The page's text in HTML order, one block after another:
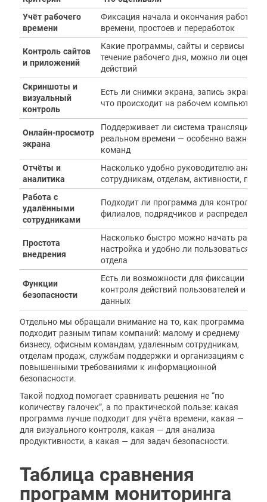
Учёт рабочего
времени
Фиксация начала и окончания работы,
времени, простоев и переработок
Контроль сайтов
и приложений
Какие программы, сайты и сервисы
течение рабочего дня, можно ли оценить
действий
Скриншоты и
визуальный
контроль
Есть ли снимки экрана, запись экрана
что происходит на рабочем компьютере
Онлайн-просмотр
экрана
Поддерживает ли система трансляцию
реальном времени — особенно важно
команд
Отчёты и
аналитика
Насколько удобно руководителю
сотрудникам, отделам, активности,
Работа с
удалёнными
сотрудниками
Подходит ли программа для контроля
филиалов, подрядчиков и
Простота
внедрения
Насколько быстро можно начать
настройка и удобно ли пользоваться
отдела
Функции
безопасности
Есть ли возможности для фиксации
контроля действий пользователей и
данных
Отдельно мы обращали внимание на то, как программа
подходит разным типам компаний: малому и среднему
бизнесу, офисным командам, удаленным сотрудникам,
отделам продаж, службам поддержки и организациям с
повышенными требованиями к информационной
безопасности.
Такой подход помогает сравнивать решения не “по
количеству галочек”, а по практической пользе: какая
программа лучше подходит для учёта времени, какая —
для визуального контроля, какая — для анализа
продуктивности, а какая — для задач безопасности.
Таблица сравнения
программ мониторинга